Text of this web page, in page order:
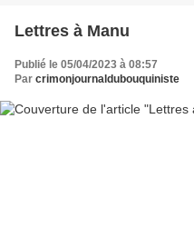
Lettres à Manu
Publié le 05/04/2023 à 08:57
Par crimonjournaldubouquiniste